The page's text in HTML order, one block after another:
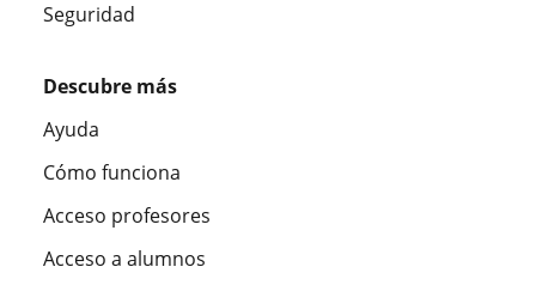
Seguridad
Descubre más
Ayuda
Cómo funciona
Acceso profesores
Acceso a alumnos